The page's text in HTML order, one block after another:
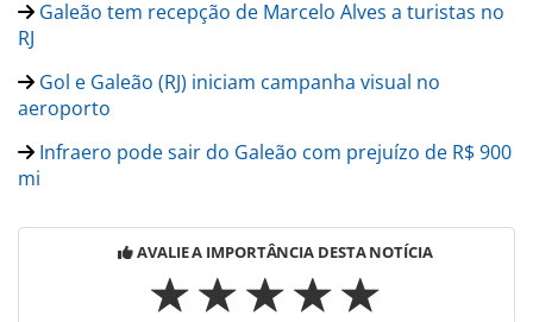
Galeão tem recepção de Marcelo Alves a turistas no
RJ
Gol e Galeão (RJ) iniciam campanha visual no
aeroporto
Infraero pode sair do Galeão com prejuízo de R$ 900
mi
AVALIE A IMPORTÂNCIA DESTA NOTÍCIA